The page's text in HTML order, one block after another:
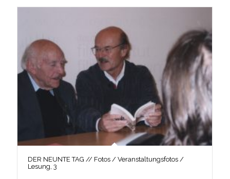
DER NEUNTE TAG // Fotos / Veranstaltungsfotos /
Lesung, 3